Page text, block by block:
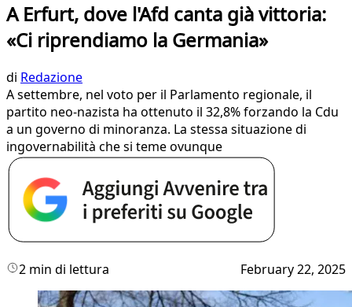
A Erfurt, dove l'Afd canta già vittoria:
«Ci riprendiamo la Germania»
di Redazione
A settembre, nel voto per il Parlamento regionale, il
partito neo-nazista ha ottenuto il 32,8% forzando la Cdu
a un governo di minoranza. La stessa situazione di
ingovernabilità che si teme ovunque
2 min di lettura February 22, 2025